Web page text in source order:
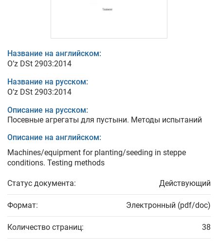
Название на английском:
O’z DSt 2903:2014
Название на русском:
O’z DSt 2903:2014
Описание на русском:
Посевные агрегаты для пустыни. Методы испытаний
Описание на английском:
Machines/equipment for planting/seeding in steppe
conditions. Testing methods
Статус документа: Действующий
Формат: Электронный (pdf/doc)
Количество страниц: 38